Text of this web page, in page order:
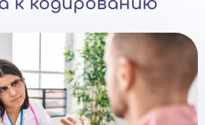
к кодированию